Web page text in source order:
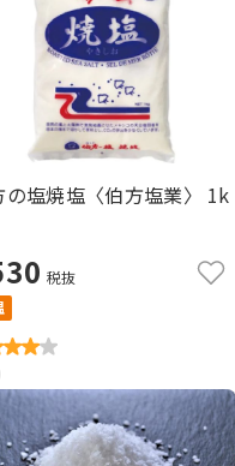
の塩焼塩〈伯方塩業〉 1k
税抜